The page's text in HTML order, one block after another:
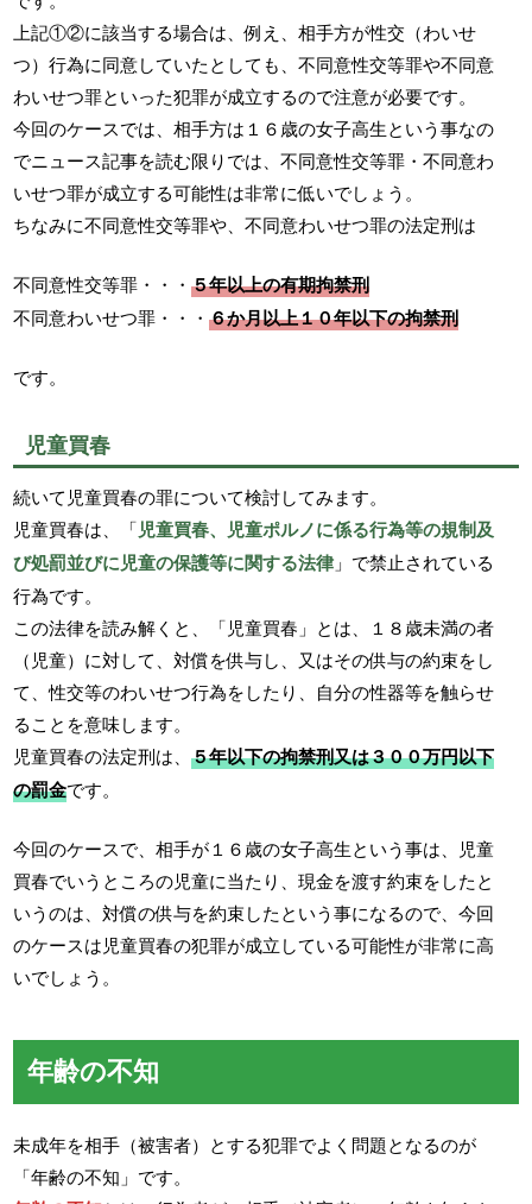
上記①②に該当する場合は、例え、相手方が性交（わいせ
つ）行為に同意していたとしても、不同意性交等罪や不同意
わいせつ罪といった犯罪が成立するので注意が必要です。
今回のケースでは、相手方は１６歳の女子高生という事なの
でニュース記事を読む限りでは、不同意性交等罪・不同意わ
いせつ罪が成立する可能性は非常に低いでしょう。
ちなみに不同意性交等罪や、不同意わいせつ罪の法定刑は
不同意性交等罪・・・５年以上の有期拘禁刑
不同意わいせつ罪・・・６か月以上１０年以下の拘禁刑
です。
児童買春
続いて児童買春の罪について検討してみます。
児童買春は、「児童買春、児童ポルノに係る行為等の規制及
び処罰並びに児童の保護等に関する法律 」で禁止されている
行為です。
この法律を読み解くと、「児童買春」とは、１８歳未満の者
（児童）に対して、対償を供与し、又はその供与の約束をし
て、性交等のわいせつ行為をしたり、自分の性器等を触らせ
ることを意味します。
児童買春の法定刑は、５年以下の拘禁刑又は３００万円以下
の罰金です。
今回のケースで、相手が１６歳の女子高生という事は、児童
買春でいうところの児童に当たり、現金を渡す約束をしたと
いうのは、対償の供与を約束したという事になるので、今回
のケースは児童買春の犯罪が成立している可能性が非常に高
いでしょう。
年齢の不知
未成年を相手（被害者）とする犯罪でよく問題となるのが
「年齢の不知」です。